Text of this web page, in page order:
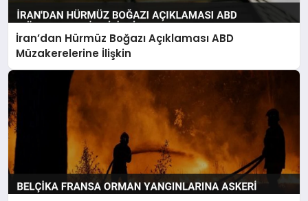
İran’dan Hürmüz Boğazı Açıklaması ABD
Müzakerelerine İlişkin